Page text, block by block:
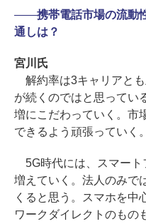
――携帯電話市場の流動
通しは？
宮川氏
解約率は3キャリアと
が続くのではと思ってい
増にこだわっていく。市
できるよう頑張っていく。
5G時代には、スマート
増えていく。法人のみで
くると思う。スマホを中
ワークダイレクトのもの